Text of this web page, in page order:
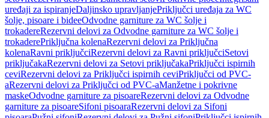
uređaji za ispiranjeDaljinsko upravljanjePriključci uređaja za WC
šolje, pisoare i bideeOdvodne garniture za WC šolje i
trokadereRezervni delovi za Odvodne garniture za WC šolje i
trokaderePriključna kolenaRezervni delovi za Priključna
kolenaRavni priključciRezervni delovi za Ravni priključciSetovi
priključakaRezervni delovi za Setovi priključakaPriključci ispirnih
ceviRezervni delovi za Priključci ispirnih ceviPriključci od PVC-
aRezervni delovi za Priključci od PVC-aManžetne i pokrivne
maskeOdvodne garniture za pisoareRezervni delovi za Odvodne
garniture za pisoareSifoni pisoaraRezervni delovi za Sifoni